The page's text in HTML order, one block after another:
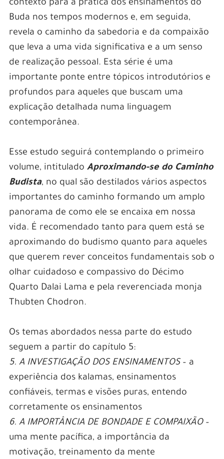
contexto para a prática dos ensinamentos do
Buda nos tempos modernos e, em seguida,
revela o caminho da sabedoria e da compaixão
que leva a uma vida significativa e a um senso
de realização pessoal. Esta série é uma
importante ponte entre tópicos introdutórios e
profundos para aqueles que buscam uma
explicação detalhada numa linguagem
contemporânea.
Esse estudo seguirá contemplando o primeiro
volume, intitulado Aproximando-se do Caminho
Budista, no qual são destilados vários aspectos
importantes do caminho formando um amplo
panorama de como ele se encaixa em nossa
vida. É recomendado tanto para quem está se
aproximando do budismo quanto para aqueles
que querem rever conceitos fundamentais sob o
olhar cuidadoso e compassivo do Décimo
Quarto Dalai Lama e pela reverenciada monja
Thubten Chodron.
Os temas abordados nessa parte do estudo
seguem a partir do capítulo 5:
5. A INVESTIGAÇÃO DOS ENSINAMENTOS– a
experiência dos kalamas, ensinamentos
confiáveis, termas e visões puras, entendo
corretamente os ensinamentos
6. A IMPORTÂNCIA DE BONDADE E COMPAIXÃO–
uma mente pacífica, a importância da
motivação, treinamento da mente